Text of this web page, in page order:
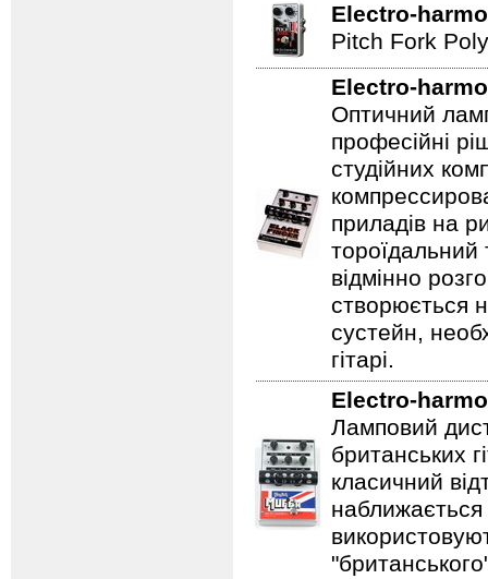
Electro-
Pitch Fork
Electro-
Оптичний
професійні
студійних
приладів на
відмінно
створюється
сустейн,
гітарі.
Electro-
Ламповий
британських
класичний